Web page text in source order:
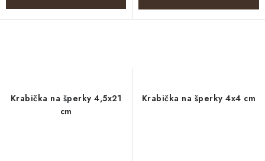
Krabička na šperky 4,5x21
cm
Krabička na šperky 4x4 cm